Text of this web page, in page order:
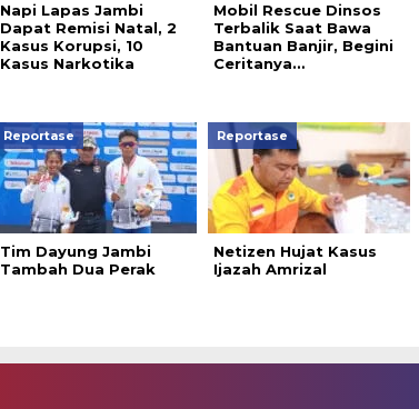
Napi Lapas Jambi
Dapat Remisi Natal, 2
Kasus Korupsi, 10
Kasus Narkotika
Mobil Rescue Dinsos
Terbalik Saat Bawa
Bantuan Banjir, Begini
Ceritanya…
Reportase
Tim Dayung Jambi
Tambah Dua Perak
Reportase
Netizen Hujat Kasus
Ijazah Amrizal